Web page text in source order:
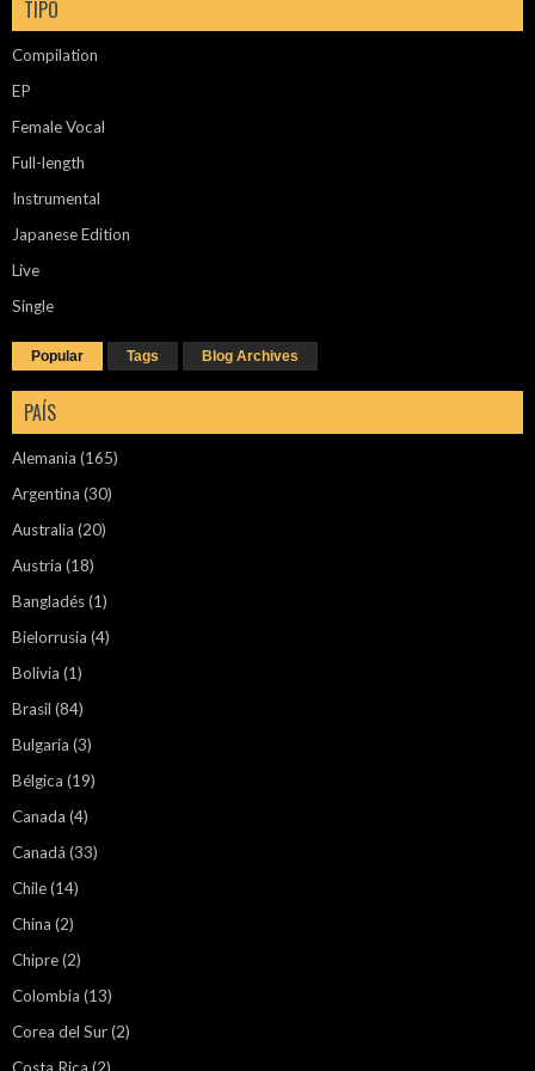
TIPO
Compilation
EP
Female Vocal
Full-length
Instrumental
Japanese Edition
Live
Single
Popular Tags Blog Archives
PAÍS
Alemania (165)
Argentina (30)
Australia (20)
Austria (18)
Bangladés(1)
Bielorrusia (4)
Bolivia (1)
Brasil (84)
Bulgaria (3)
Bélgica (19)
Canada (4)
Canadá (33)
Chile(14)
China (2)
Chipre(2)
Colombia (13)
Corea del Sur(2)